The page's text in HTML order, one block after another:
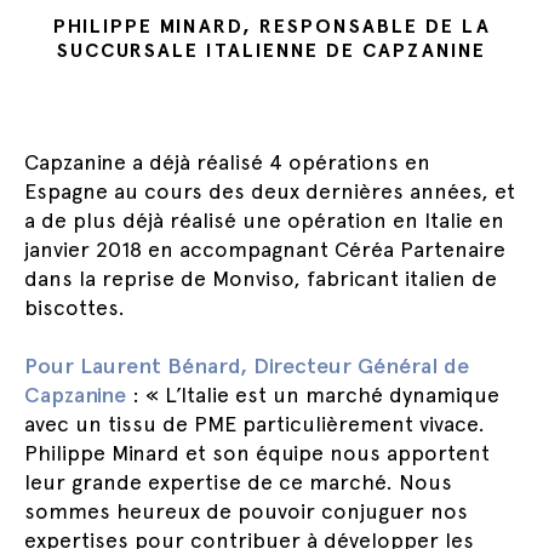
PHILIPPE MINARD, RESPONSABLE DE LA
SUCCURSALE ITALIENNE DE CAPZANINE
Capzanine a déjà réalisé 4 opérations en
Espagne au cours des deux dernières années, et
a de plus déjà réalisé une opération en Italie en
janvier 2018 en accompagnant Céréa Partenaire
dans la reprise de Monviso, fabricant italien de
biscottes.
Pour Laurent Bénard, Directeur Général de
Capzanine : « L’Italie est un marché dynamique
avec un tissu de PME particulièrement vivace.
Philippe Minard et son équipe nous apportent
leur grande expertise de ce marché. Nous
sommes heureux de pouvoir conjuguer nos
expertises pour contribuer à développer les